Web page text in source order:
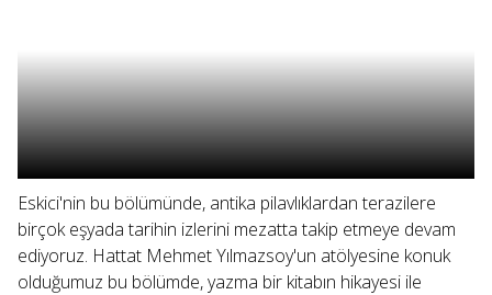
Eskici'nin bu bölümünde, antika pilavlıklardan terazilere
birçok eşyada tarihin izlerini mezatta takip etmeye devam
ediyoruz. Hattat Mehmet Yılmazsoy'un atölyesine konuk
olduğumuz bu bölümde, yazma bir kitabın hikayesi ile